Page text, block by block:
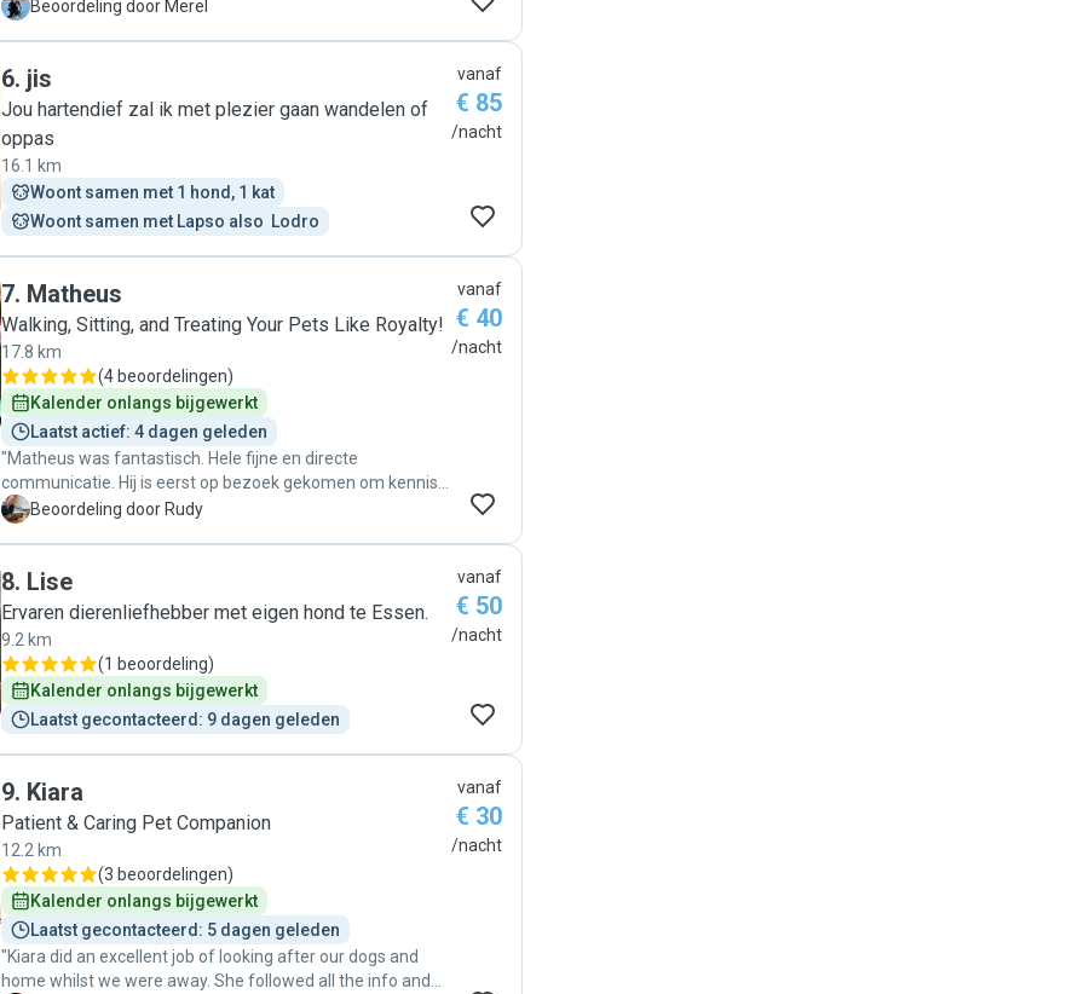
de honden. Absoluut voor herhaling vatbaar "
M Beoordeling door Merel
6. jis
Jou hartendief zal ik met plezier gaan wandelen of
oppas
16.1 km
Woont samen met 1 hond, 1 kat
Woont samen met Lapso also  Lodro
vanaf
€ 85
/nacht
7. Matheus
Walking, Sitting, and Treating Your Pets Like Royalty!
17.8 km
(4 beoordelingen)
Kalender onlangs bijgewerkt
Laatst actief: 4 dagen geleden
"Matheus was fantastisch. Hele fijne en directe
communicatie. Hij is eerst op bezoek gekomen om kennis
te maken met de dieren en de overnachting zelf is
R Beoordeling door Rudy
vanaf
€ 40
/nacht
8. Lise
Ervaren dierenliefhebber met eigen hond te Essen.
9.2 km
(1 beoordeling)
Kalender onlangs bijgewerkt
Laatst gecontacteerd: 9 dagen geleden
vanaf
€ 50
/nacht
9. Kiara
Patient & Caring Pet Companion
12.2 km
(3 beoordelingen)
Kalender onlangs bijgewerkt
Laatst gecontacteerd: 5 dagen geleden
"Kiara did an excellent job of looking after our dogs and
home whilst we were away. She followed all the info and
vanaf
€ 30
/nacht